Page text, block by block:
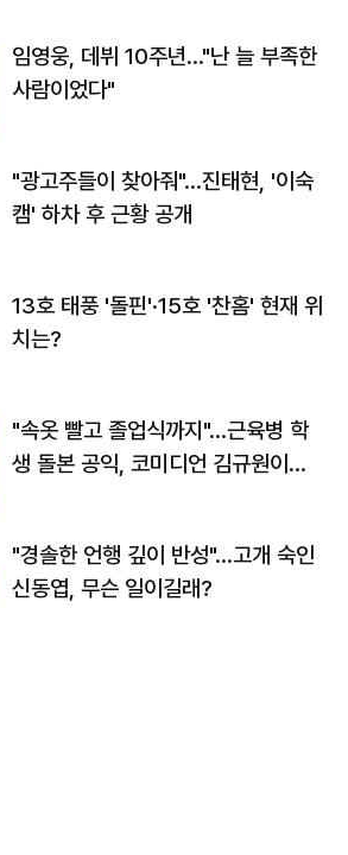
임영웅, 데뷔 10주년…"난 늘 부족한
사람이었다"
"광고주들이 찾아줘"…진태현, '이숙
캠' 하차 후 근황 공개
13호 태풍 '돌핀'·15호 '찬홈' 현재 위
치는?
"속옷 빨고 졸업식까지"…근육병 학
생 돌본 공익, 코미디언 김규원이었
"경솔한 언행 깊이 반성"…고개 숙인
신동엽, 무슨 일이길래?